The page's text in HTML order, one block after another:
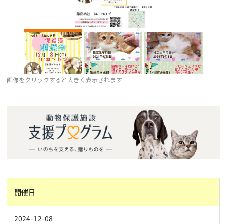
画像をクリックすると大きく表示されます
開催日
2024-12-08